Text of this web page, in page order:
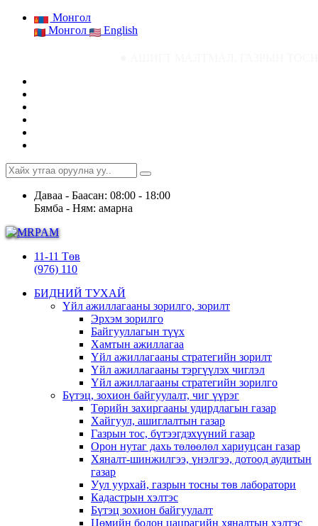
Монгол
Монгол
English
Даваа - Баасан: 08:00 - 18:00
Бямба - Ням: амарна
11-11 Төв
(976) 110
БИДНИЙ ТУХАЙ
Үйл ажиллагааны зорилго, зорилт
Эрхэм зорилго
Байгууллагын түүх
Хамтын ажиллагаа
Үйл ажиллагааны стратегийн зорилт
Үйл ажиллагааны тэргүүлэх чиглэл
Үйл ажиллагааны стратегийн зорилго
Бүтэц, зохион байгуулалт, чиг үүрэг
Төрийн захиргааны удирдлагын газар
Хайгуул, ашиглалтын газар
Газрын тос, бүтээгдэхүүний газар
Орон нутаг дахь төлөөлөл хариуцсан газар
Хяналт-шинжилгээ, үнэлгээ, дотоод аудитын
газар
Уул уурхай, газрын тосны төв лаборатори
Кадастрын хэлтэс
Бүтэц зохион байгуулалт
Цөмийн болон цацрагийн хяналтын хэлтэс